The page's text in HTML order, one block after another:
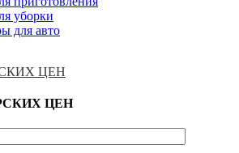
уборки
для авто
ЦЕН
ЦЕН